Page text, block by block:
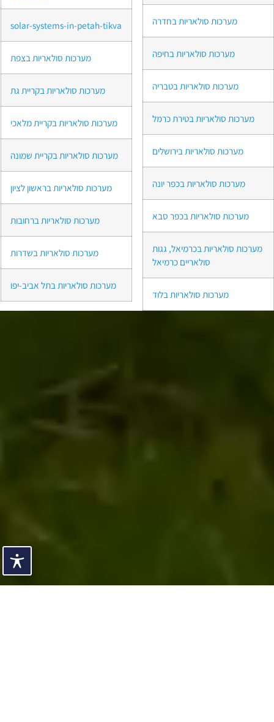
מערכות סולאריות בחדרה
מערכות סולאריות בחיפה
מערכות סולאריות בטבריה
מערכות סולאריות בטירת כרמל
מערכות סולאריות בירושלים
מערכות סולאריות בכפר יונה
מערכות סולאריות בכפר סבא
מערכות סולאריות בכרמיאל, גגות
סולאריים כרמיאל
מערכות סולאריות בלוד
solar-systems-in-petah-tikva
מערכות סולאריות בצפת
מערכות סולאריות בקריית גת
מערכות סולאריות בקריית מלאכי
מערכות סולאריות בקריית שמונה
מערכות סולאריות בראשון לציון
מערכות סולאריות ברחובות
מערכות סולאריות בשדרות
מערכות סולאריות בתל אביב-יפו